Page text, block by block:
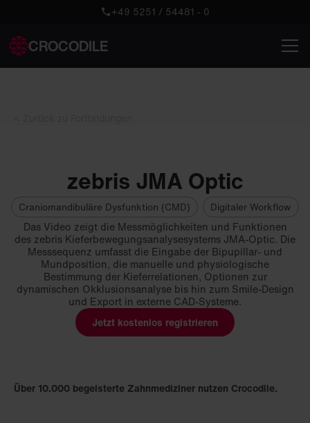
+49 5251 / 54481 - 0
CROCODILE
zebris JMA Optic
Craniomandibuläre Dysfunktion (CMD) Digitaler Workflow
Das Video zeigt die Messmöglichkeiten und Funktionen
des zebris Kieferbewegungsanalysesystems JMA-Optic. Die
Messsequenz umfasst die Eingabe der Bipupillar- und
Mundposition, die manuelle und physiologische
Bestimmung der Kieferrelationen, Optionen zur
dynamischen Okklusionsanalyse bis hin zum Smile-Design
und Export in externe CAD-Systeme.
Jetzt kostenlos registrieren
Über 10.000 begeisterte Zahnmediziner nutzen Crocodile.